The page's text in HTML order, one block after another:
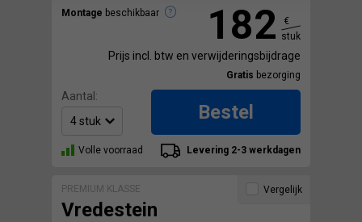
Montage beschikbaar 182
€
stuk
Prijs incl. btw en verwijderingsbijdrage
Gratis bezorging
Aantal:
Bestel
Volle voorraad Levering 2-3 werkdagen
PREMIUM KLASSE
Vredestein
Vergelijk